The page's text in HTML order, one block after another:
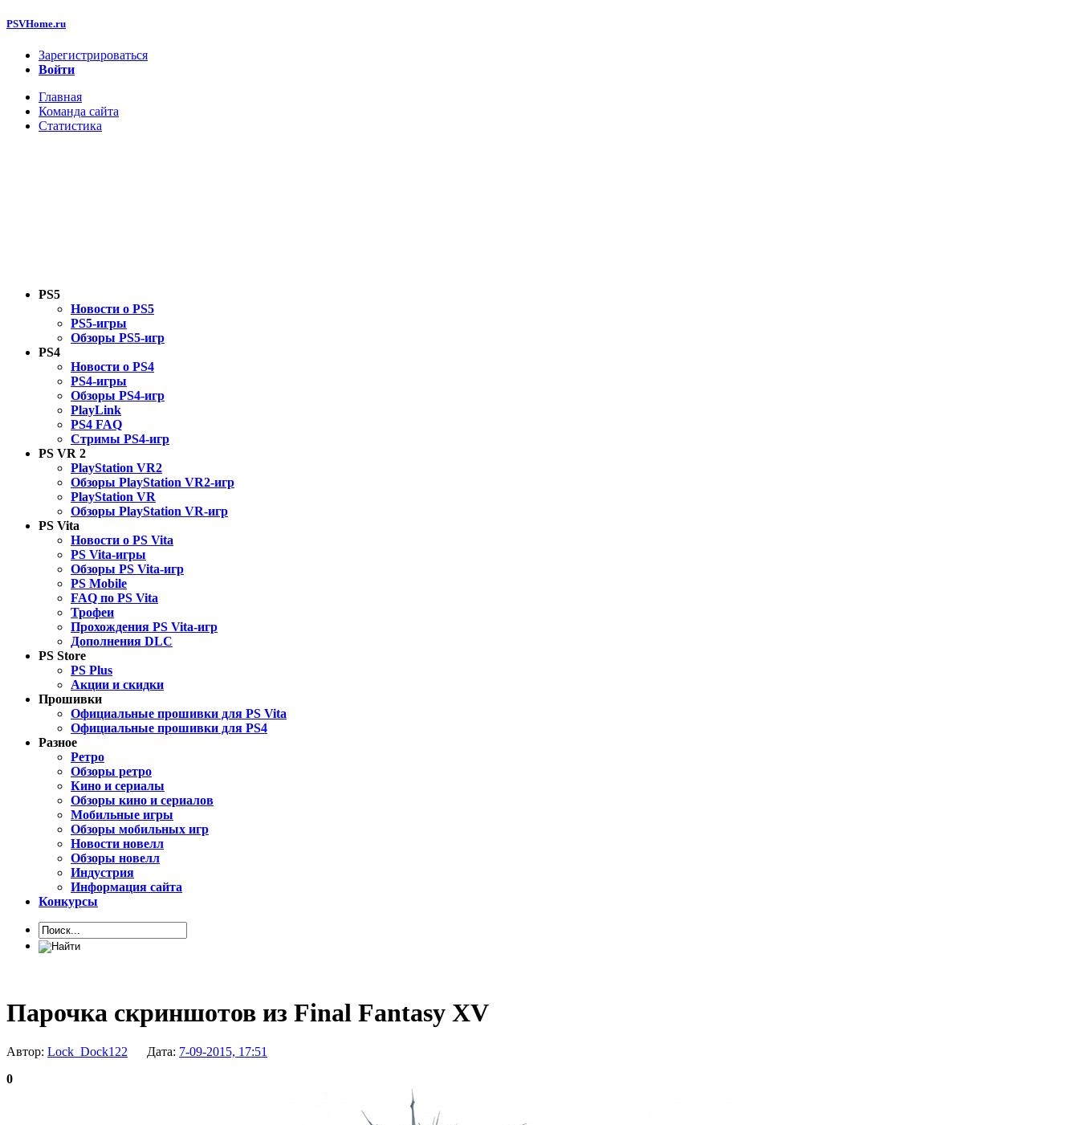
PSVHome.ru
Зарегистрироваться
Войти
Главная
Команда сайта
Статистика
PS5
Новости о PS5
PS5-игры
Обзоры PS5-игр
PS4
Новости о PS4
PS4-игры
Обзоры PS4-игр
PlayLink
PS4 FAQ
Стримы PS4-игр
PS VR 2
PlayStation VR2
Обзоры PlayStation VR2-игр
PlayStation VR
Обзоры PlayStation VR-игр
PS Vita
Новости о PS Vita
PS Vita-игры
Обзоры PS Vita-игр
PS Mobile
FAQ по PS Vita
Трофеи
Прохождения PS Vita-игр
Дополнения DLC
PS Store
PS Plus
Акции и скидки
Прошивки
Официальные прошивки для PS Vita
Официальные прошивки для PS4
Разное
Ретро
Обзоры ретро
Кино и сериалы
Обзоры кино и сериалов
Мобильные игры
Обзоры мобильных игр
Новости новелл
Обзоры новелл
Индустрия
Информация сайта
Конкурсы
Парочка скриншотов из Final Fantasy XV
Автор: Lock_Dock122 Дата: 7-09-2015, 17:51
0